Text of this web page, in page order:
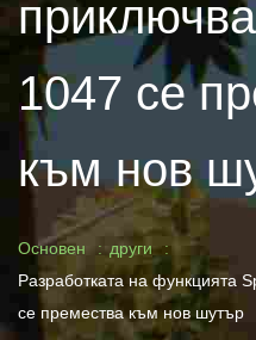
1047 се
към нов
Основен
други
Разработката на функцията
се премества към нов шутър